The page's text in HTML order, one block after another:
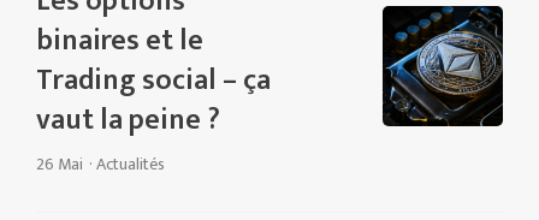
binaires et le
Trading social – ça
vaut la peine ?
26 Mai ·Actualités